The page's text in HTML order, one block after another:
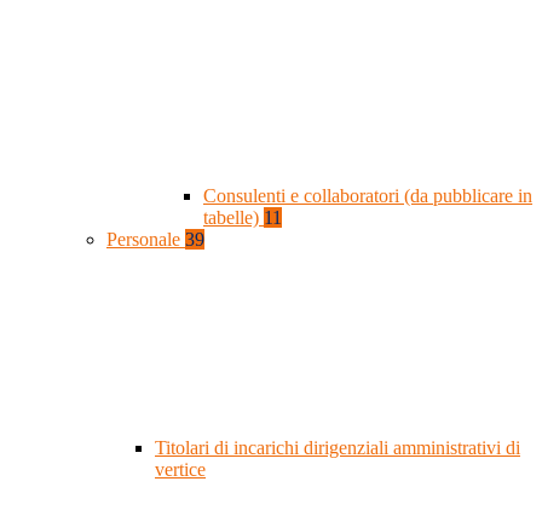
Consulenti e collaboratori (da pubblicare in
tabelle) 11
Personale 39
Titolari di incarichi dirigenziali amministrativi di
vertice